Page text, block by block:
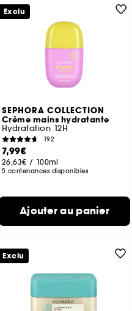
SEPHORA COLLECTION
Crème mains hydratante
Hydratation 12H
192
7,99€
26,63€ / 100ml
5 contenances disponibles
Ajouter au panier
Exclu
Exclu